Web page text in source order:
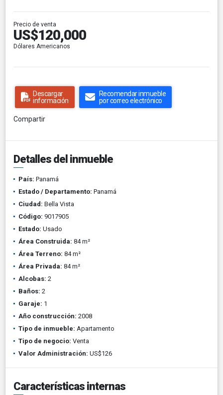
Precio de venta
US$120,000
Dólares Americanos
Descargar
información
Recomendar inmueble
por correo electrónico
Compartir
Detalles del inmueble
País: Panamá
Estado / Departamento: Panamá
Ciudad: Bella Vista
Código: 9017905
Estado: Usado
Área Construida: 84 m²
Área Terreno: 84 m²
Área Privada: 84 m²
Alcobas: 2
Baños: 2
Garaje: 1
Año construcción: 2008
Tipo de inmueble: Apartamento
Tipo de negocio: Venta
Valor Administración: US$126
Características internas